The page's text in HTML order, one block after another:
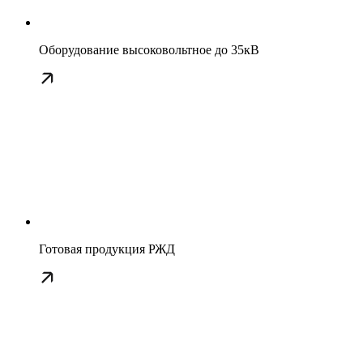
Оборудование высоковольтное до 35кВ
Готовая продукция РЖД